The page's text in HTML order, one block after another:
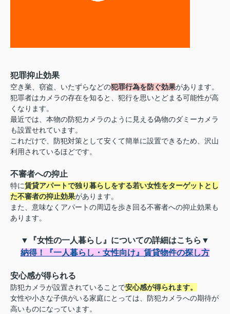
犯罪抑止効果
空き巣、窃盗、いたずらなどの犯罪行為を防ぐ効果があります。
犯罪者はカメラの存在を知ると、犯行を思いとどまる可能性が高
くなります。
最近では、本物の防犯カメラのように見える偽物のダミーカメラ
も設置せれています。
これだけで、防犯対策として安くて簡単に設置できるため、沢山
利用されているほどです。
不審者への抑止
特に賃貸アパートで独り暮らしをする若い女性をターゲットとし
た不審者の抑止効果があります。
また、意味なくアパートの周辺を歩き回る不審者への抑止効果も
あります。
▼『女性の一人暮らし』についての詳細はこちら▼
納得！『一人暮らし・女性向け』賃貸物件の探し方
安心感が得られる
防犯カメラが設置されていることで安心感が得られます。
女性や小さな子供がいる家庭にとっては、防犯カメラへの期待が
高いものになっています。